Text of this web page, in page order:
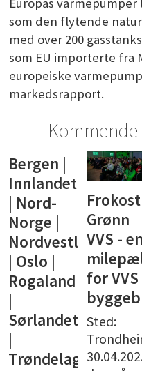
som den flytende
med over 200
som EU importerte fra
europeiske
markedsrapport.
Bergen |
Innlandet
| Nord-
Norge |
Nordvestlandet
| Oslo |
Rogaland
|
Sørlandet
|
Trøndelag
Grønn
VVS - en
for VVS
Sted: